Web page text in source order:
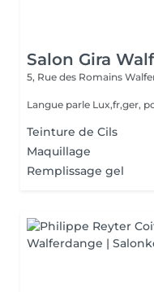
Salon Gira
5, Rue des Romains
Langue parle Lux,fr,ger,
Teinture de Cils
Maquillage
Remplissage gel